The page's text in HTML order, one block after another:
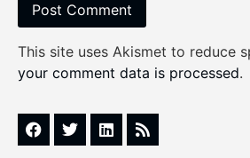
This site uses Akismet to reduce
your comment data is processed.